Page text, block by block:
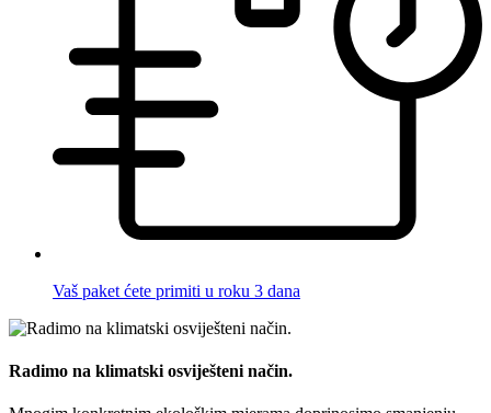
Vaš paket ćete primiti u roku 3 dana
Radimo na klimatski osviješteni način.